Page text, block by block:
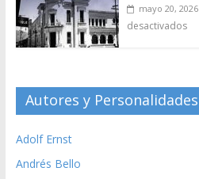
mayo 20, 2026
desactivados
Autores y Personalidades
Adolf Ernst
Andrés Bello